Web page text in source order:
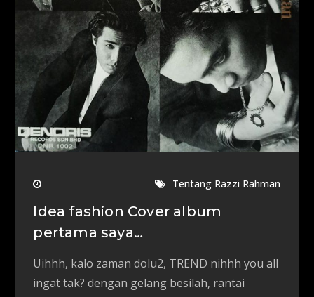
Tentang Razzi Rahman
Idea fashion Cover album
pertama saya…
Uihhh, kalo zaman dolu2, TREND nihhh you all
ingat tak? dengan gelang besilah, rantai